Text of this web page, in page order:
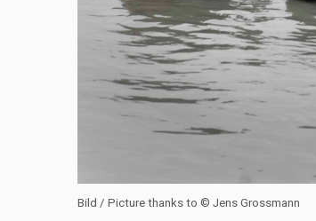
Bild / Picture thanks to © Jens Grossmann